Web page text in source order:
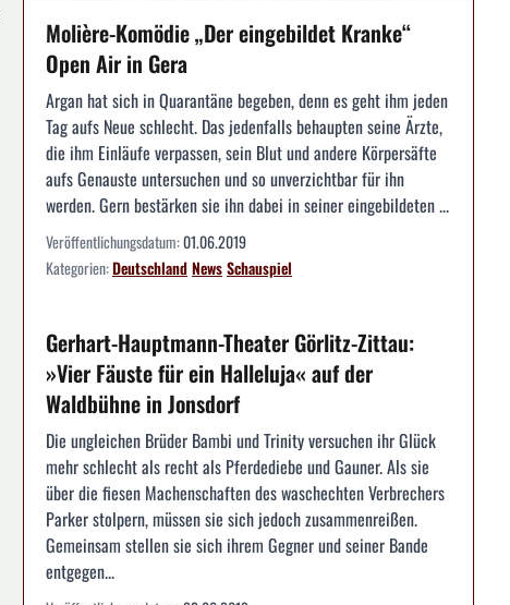
Molière-Komödie „Der eingebildet Kranke“
Open Air in Gera
Argan hat sich in Quarantäne begeben, denn es geht ihm jeden
Tag aufs Neue schlecht. Das jedenfalls behaupten seine Ärzte,
die ihm Einläufe verpassen, sein Blut und andere Körpersäfte
aufs Genauste untersuchen und so unverzichtbar für ihn
werden. Gern bestärken sie ihn dabei in seiner eingebildeten ...
Veröffentlichungsdatum:01.06.2019
Kategorien:DeutschlandNewsSchauspiel
Gerhart-Hauptmann-Theater Görlitz-Zittau:
»Vier Fäuste für ein Halleluja« auf der
Waldbühne in Jonsdorf
Die ungleichen Brüder Bambi und Trinity versuchen ihr Glück
mehr schlecht als recht als Pferdediebe und Gauner. Als sie
über die fiesen Machenschaften des waschechten Verbrechers
Parker stolpern, müssen sie sich jedoch zusammenreißen.
Gemeinsam stellen sie sich ihrem Gegner und seiner Bande
entgegen...